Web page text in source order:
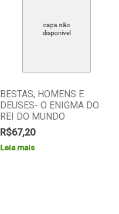
BESTAS, HOMENS E
DEUSES- O ENIGMA DO
REI DO MUNDO
R$67,20
Leia mais